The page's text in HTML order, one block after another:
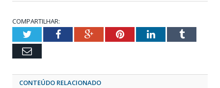
COMPARTILHAR:
TwitterFacebookGoogle+PinterestLinkedInTumblr
Email
CONTEÚDO RELACIONADO